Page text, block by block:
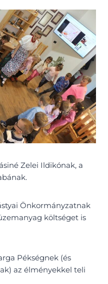
Zelei Ildikónak, a
Önkormányzatnak
költséget is
Pékségnek (és
az élményekkel teli